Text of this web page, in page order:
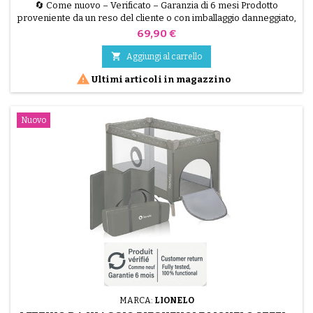
BABYKIDS
🔄 Come nuovo – Verificato – Garanzia di 6 mesi Prodotto
proveniente da un reso del cliente o con imballaggio danneggiato,
testato dai nostri tecnici e perfettamente funzionante. Il Lionelo
a te. Utilizzabile come lettino da co-sleeping o da viaggio, questo
modello ricondizionato in colore...
Prezzo
69,90 €
 Aggiungi al carrello
 Ultimi articoli in magazzino
Nuovo
MARCA: LIONELO